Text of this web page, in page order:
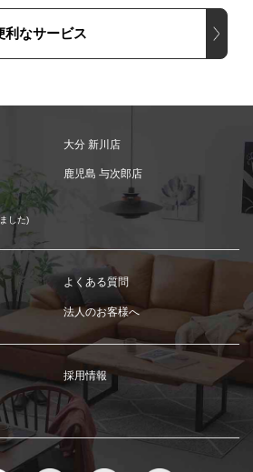
利なサービス
大分 新川店
鹿児島 与次郎店
した)
よくある質問
法人のお客様へ
採用情報